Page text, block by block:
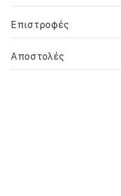
Επιστροφές
Αποστολές